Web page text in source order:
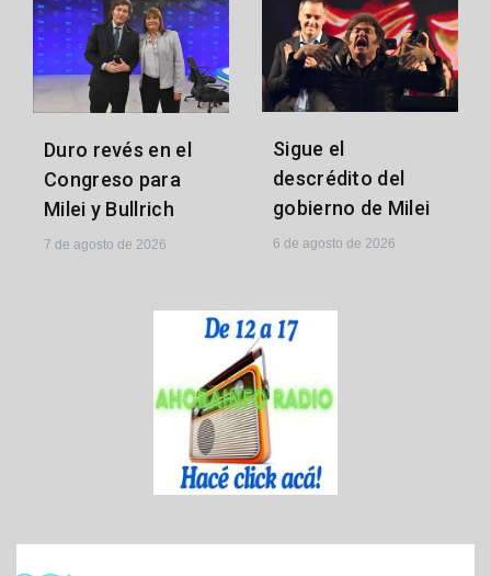
Duro revés en el
Congreso para
Milei y Bullrich
7 de agosto de 2026
Sigue el
descrédito del
gobierno de Milei
6 de agosto de 2026